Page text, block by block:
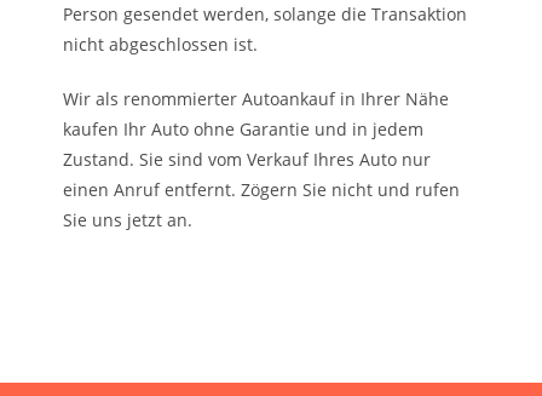
Person gesendet werden, solange die Transaktion
nicht abgeschlossen ist.
Wir als renommierter Autoankauf in Ihrer Nähe
kaufen Ihr Auto ohne Garantie und in jedem
Zustand. Sie sind vom Verkauf Ihres Auto nur
einen Anruf entfernt. Zögern Sie nicht und rufen
Sie uns jetzt an.